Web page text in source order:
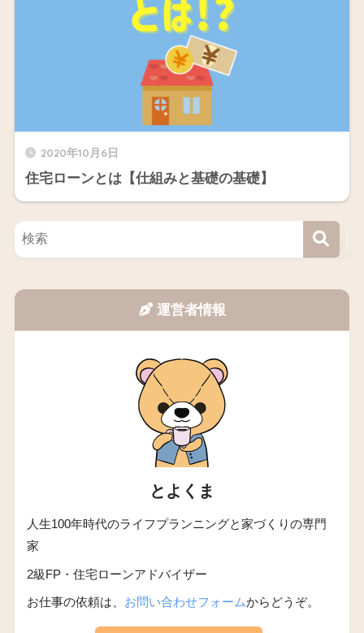
2020年10月6日
住宅ローンとは【仕組みと基礎の基礎】
運営者情報
とよくま
人生100年時代のライフプランニングと家づくりの専門
家
2級FP・住宅ローンアドバイザー
お仕事の依頼は、 お問い合わせフォームからどうぞ。